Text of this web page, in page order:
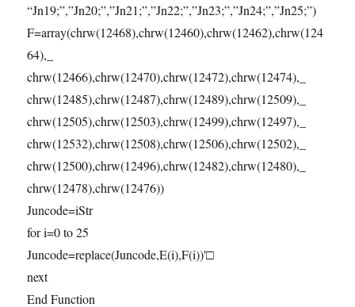
“Jn19;”,”Jn20;”,”Jn21;”,”Jn22;”,”Jn23;”,”Jn24;”,”Jn25;”)
F=array(chrw(12468),chrw(12460),chrw(12462),chrw(124
64),_
chrw(12466),chrw(12470),chrw(12472),chrw(12474),_
chrw(12485),chrw(12487),chrw(12489),chrw(12509),_
chrw(12505),chrw(12503),chrw(12499),chrw(12497),_
chrw(12532),chrw(12508),chrw(12506),chrw(12502),_
chrw(12500),chrw(12496),chrw(12482),chrw(12480),_
chrw(12478),chrw(12476))
Juncode=iStr
for i=0 to 25
Juncode=replace(Juncode,E(i),F(i))'□
next
End Function